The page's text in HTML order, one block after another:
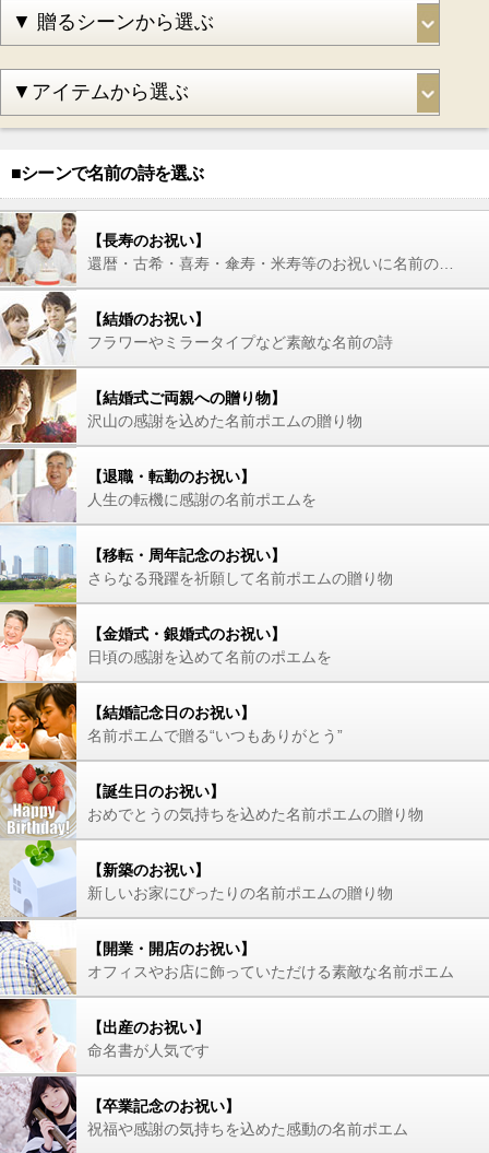
■シーンで名前の詩を選ぶ
【長寿のお祝い】
【結婚のお祝い】
フラワーやミラータイプなど素敵な名前の詩
【結婚式ご両親への贈り物】
沢山の感謝を込めた名前ポエムの贈り物
【退職・転勤のお祝い】
人生の転機に感謝の名前ポエムを
【移転・周年記念のお祝い】
さらなる飛躍を祈願して名前ポエムの贈り物
【金婚式・銀婚式のお祝い】
日頃の感謝を込めて名前のポエムを
【結婚記念日のお祝い】
名前ポエムで贈る“いつもありがとう”
【誕生日のお祝い】
おめでとうの気持ちを込めた名前ポエムの贈り物
【新築のお祝い】
新しいお家にぴったりの名前ポエムの贈り物
【開業・開店のお祝い】
オフィスやお店に飾っていただける素敵な名前ポエム
【出産のお祝い】
命名書が人気です
【卒業記念のお祝い】
祝福や感謝の気持ちを込めた感動の名前ポエム